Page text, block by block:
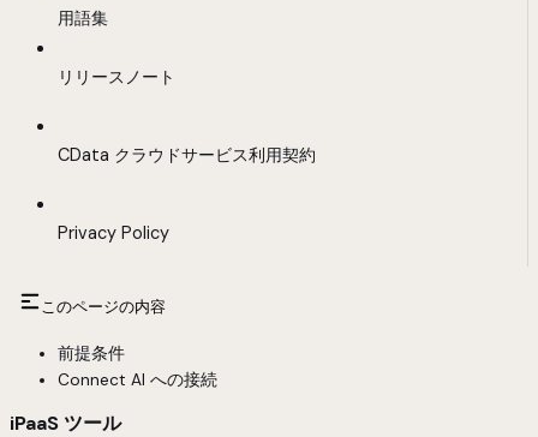
用語集
リリースノート
CData クラウドサービス利用契約
Privacy Policy
このページの内容
前提条件
Connect AI への接続
iPaaS ツール